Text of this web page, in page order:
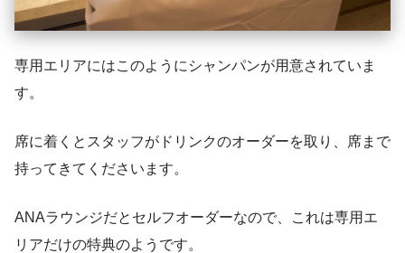
専用エリアにはこのようにシャンパンが用意されていま
す。
席に着くとスタッフがドリンクのオーダーを取り、席まで
持ってきてくださいます。
ANAラウンジだとセルフオーダーなので、これは専用エ
リアだけの特典のようです。